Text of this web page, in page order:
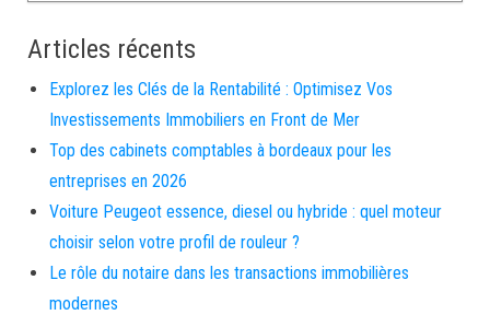
Articles récents
Explorez les Clés de la Rentabilité : Optimisez Vos
Investissements Immobiliers en Front de Mer
Top des cabinets comptables à bordeaux pour les
entreprises en 2026
Voiture Peugeot essence, diesel ou hybride : quel moteur
choisir selon votre profil de rouleur ?
Le rôle du notaire dans les transactions immobilières
modernes